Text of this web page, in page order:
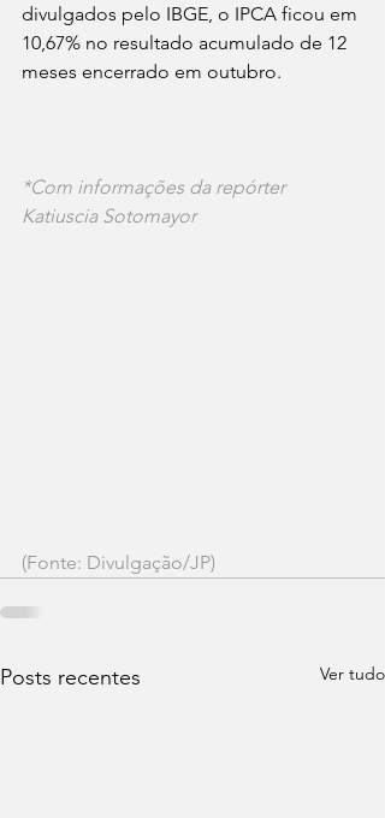
divulgados pelo IBGE, o IPCA ficou em
10,67% no resultado acumulado de 12
meses encerrado em outubro.
*Com informações da repórter
Katiuscia Sotomayor
(Fonte: Divulgação/JP)
Posts recentes Ver tudo